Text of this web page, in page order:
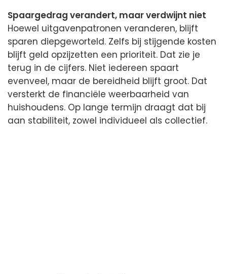
Spaargedrag verandert, maar verdwijnt niet
Hoewel uitgavenpatronen veranderen, blijft
sparen diepgeworteld. Zelfs bij stijgende kosten
blijft geld opzijzetten een prioriteit. Dat zie je
terug in de cijfers. Niet iedereen spaart
evenveel, maar de bereidheid blijft groot. Dat
versterkt de financiële weerbaarheid van
huishoudens. Op lange termijn draagt dat bij
aan stabiliteit, zowel individueel als collectief.